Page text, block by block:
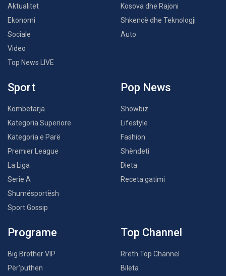
Aktualitet
Ekonomi
Sociale
Video
Top News LIVE
Kosova dhe Rajoni
Shkencë dhe Teknologji
Auto
Sport
Kombëtarja
Kategoria Superiore
Kategoria e Parë
Premier League
La Liga
Serie A
Shumësportësh
Sport Gossip
Pop News
Showbiz
Lifestyle
Fashion
Shëndeti
Dieta
Receta gatimi
Programe
Big Brother VIP
Për’puthen
Top Channel
Rreth Top Channel
Bileta